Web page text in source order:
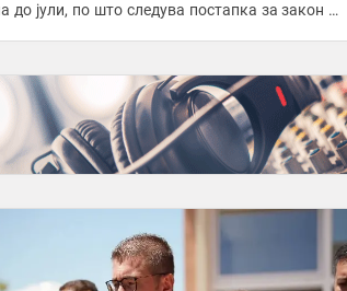
до јули, по што следува постапка за закон во